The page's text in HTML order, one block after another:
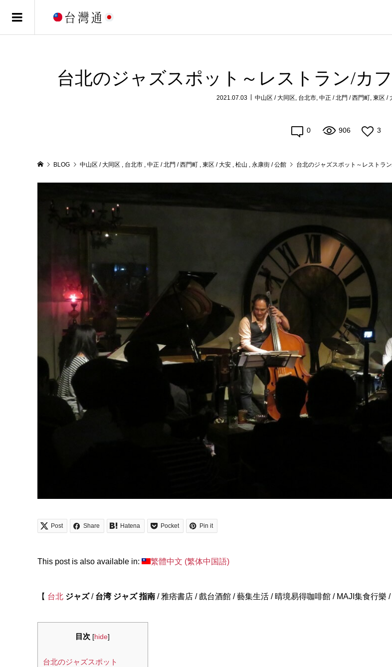
台北のジャズスポット～レストラン/カ
2021.07.03 中山区 / 大同区, 台北市, 中正 / 北門 / 西門町, 東区 /
0 906 3
BLOG 中山区 / 大同区 , 台北市 , 中正 / 北門 / 西門町 , 東区 / 大安 , 松山 , 永康街 / 公館 台北のジャズスポット～レストラ
Post Share Hatena Pocket Pin it
This post is also available in: 繁體中文 (繁体中国語)
【 台北ジャズ/ 台湾 ジャズ 指南/ 雅痞書店 / 戲台酒館 / 藝集生活 / 晴境易得咖啡館 / MAJI集食行樂 /
目次 [hide]
台北のジャズスポット